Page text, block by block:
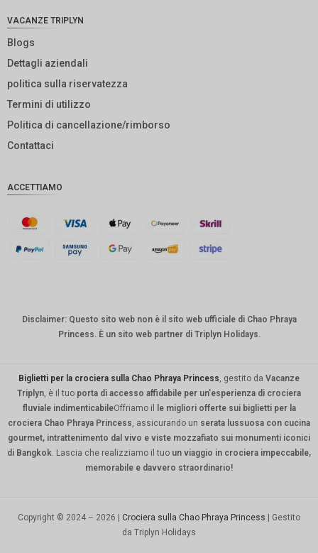
GBP
AUD
KRW
MYR
HKD
SGD
USD
VACANZE TRIPLYN
Blogs
Dettagli aziendali
politica sulla riservatezza
Termini di utilizzo
Politica di cancellazione/rimborso
Contattaci
ACCETTIAMO
Disclaimer: Questo sito web non è il sito web ufficiale di Chao Phraya
Princess. È un sito web partner di Triplyn Holidays.
Biglietti per la crociera sulla Chao Phraya Princess , gestito da Vacanze
Triplyn , è il tuo porta di accesso affidabile per un'esperienza di crociera
fluviale indimenticabileOffriamo il
le migliori offerte sui biglietti per la
crociera Chao Phraya Princess , assicurando un serata lussuosa con cucina
gourmet, intrattenimento dal vivo e viste mozzafiato sui monumenti iconici
di Bangkok . Lascia che realizziamo il tuo un viaggio in crociera impeccabile,
memorabile e davvero straordinario!
Copyright © 2024 – 2026 | Crociera sulla Chao Phraya Princess | Gestito
da Triplyn Holidays